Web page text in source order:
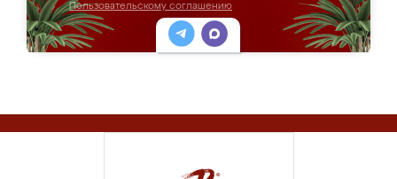
Пользовательскому соглашению